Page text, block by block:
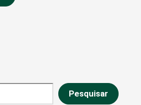
Pesquisar